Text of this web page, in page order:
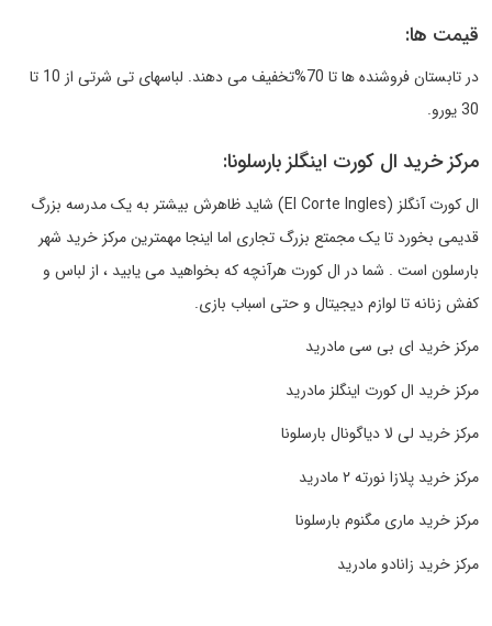
قیمت ها:
در تابستان فروشنده ها تا 70%تخفیف می دهند. لباسهای تی شرتی از 10 تا
30 یورو.
مرکز خرید ال کورت اینگلز بارسلونا:
ال کورت آنگلز (El Corte Ingles) شاید ظاهرش بیشتر به یک مدرسه بزرگ
قدیمی بخورد تا یک مجمتع بزرگ تجاری اما اینجا مهمترین مرکز خرید شهر
بارسلون است . شما در ال کورت هرآنچه که بخواهید می یابید ، از لباس و
کفش زنانه تا لوازم دیجیتال و حتی اسباب بازی.
مرکز خرید ای بی سی مادرید
مرکز خرید ال کورت اینگلز مادرید
مرکز خرید لی لا دیاگونال بارسلونا
مرکز خرید پلازا نورته ۲ مادرید
مرکز خرید ماری مگنوم بارسلونا
مرکز خرید زانادو مادرید